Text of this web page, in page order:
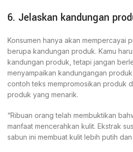
6. Jelaskan kandungan
Konsumen hanya akan mempercayai
berupa kandungan produk. Kamu
kandungan produk, tetapi jangan
menyampaikan kandungangan
contoh teks mempromosikan produk
produk yang menarik.
“Ribuan orang telah membuktikan
manfaat mencerahkan kulit. Ekstrak
sabun ini membuat kulit lebih putih dan